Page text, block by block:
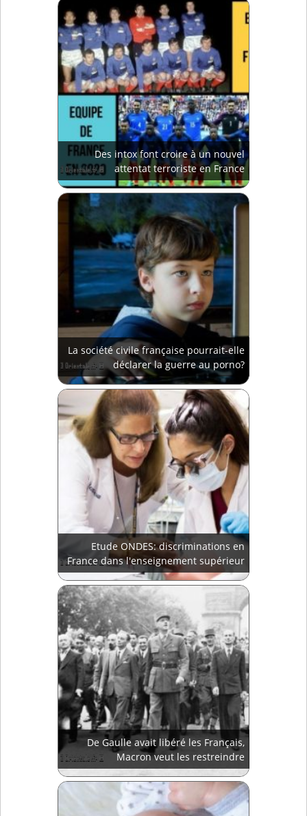
Des intox font croire à un nouvel
attentat terroriste en France
La société civile française pourrait-elle
déclarer la guerre au porno?
Etude ONDES: discriminations en
France dans l'enseignement supérieur
De Gaulle avait libéré les Français,
Macron veut les restreindre